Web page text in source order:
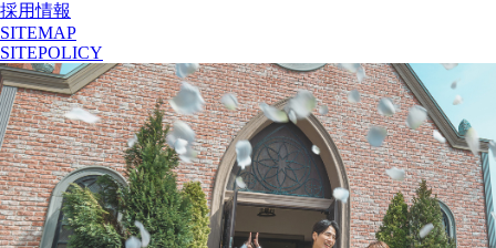
採用情報
SITEMAP
SITEPOLICY